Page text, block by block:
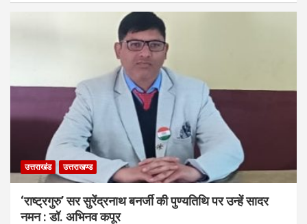
उत्तराखंड उत्तराखण्ड
‘राष्ट्रगुरु’ सर सुरेंद्रनाथ बनर्जी की पुण्यतिथि पर उन्हें सादर
नमन : डॉ. अभिनव कपूर